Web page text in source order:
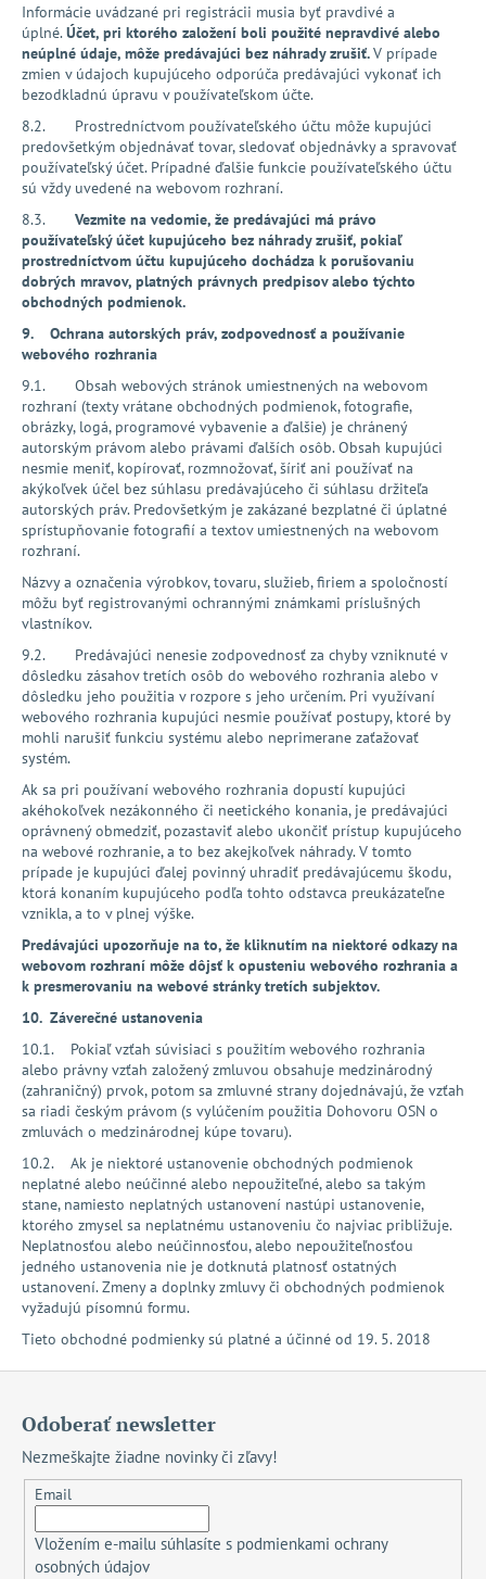
Informácie uvádzané pri registrácii musia byť pravdivé a
úplné.Účet, pri ktorého založení boli použité nepravdivé alebo
neúplné údaje, môže predávajúci bez náhrady zrušiť.V prípade
zmien v údajoch kupujúceho odporúča predávajúci vykonať ich
bezodkladnú úpravu v používateľskom účte.
8.2. Prostredníctvom používateľského účtu môže kupujúci
predovšetkým objednávať tovar, sledovať objednávky a spravovať
používateľský účet. Prípadné ďalšie funkcie používateľského účtu
sú vždy uvedené na webovom rozhraní.
8.3. Vezmite na vedomie, že predávajúci má právo
používateľský účet kupujúceho bez náhrady zrušiť, pokiaľ
prostredníctvom účtu kupujúceho dochádza k porušovaniu
dobrých mravov, platných právnych predpisov alebo týchto
obchodných podmienok.
9. Ochrana autorských práv, zodpovednosť a používanie
webového rozhrania
9.1. Obsah webových stránok umiestnených na webovom
rozhraní (texty vrátane obchodných podmienok, fotografie,
obrázky, logá, programové vybavenie a ďalšie) je chránený
autorským právom alebo právami ďalších osôb. Obsah kupujúci
nesmie meniť, kopírovať, rozmnožovať, šíriť ani používať na
akýkoľvek účel bez súhlasu predávajúceho či súhlasu držiteľa
autorských práv. Predovšetkým je zakázané bezplatné či úplatné
sprístupňovanie fotografií a textov umiestnených na webovom
rozhraní.
Názvy a označenia výrobkov, tovaru, služieb, firiem a spoločností
môžu byť registrovanými ochrannými známkami príslušných
vlastníkov.
9.2. Predávajúci nenesie zodpovednosť za chyby vzniknuté v
dôsledku zásahov tretích osôb do webového rozhrania alebo v
dôsledku jeho použitia v rozpore s jeho určením. Pri využívaní
webového rozhrania kupujúci nesmie používať postupy, ktoré by
mohli narušiť funkciu systému alebo neprimerane zaťažovať
systém.
Ak sa pri používaní webového rozhrania dopustí kupujúci
akéhokoľvek nezákonného či neetického konania, je predávajúci
oprávnený obmedziť, pozastaviť alebo ukončiť prístup kupujúceho
na webové rozhranie, a to bez akejkoľvek náhrady. V tomto
prípade je kupujúci ďalej povinný uhradiť predávajúcemu škodu,
ktorá konaním kupujúceho podľa tohto odstavca preukázateľne
vznikla, a to v plnej výške.
Predávajúci upozorňuje na to, že kliknutím na niektoré odkazy na
webovom rozhraní môže dôjsť k opusteniu webového rozhrania a
k presmerovaniu na webové stránky tretích subjektov.
10. Záverečné ustanovenia
10.1. Pokiaľ vzťah súvisiaci s použitím webového rozhrania
alebo právny vzťah založený zmluvou obsahuje medzinárodný
(zahraničný) prvok, potom sa zmluvné strany dojednávajú, že vzťah
sa riadi českým právom (s vylúčením použitia Dohovoru OSN o
zmluvách o medzinárodnej kúpe tovaru).
10.2. Ak je niektoré ustanovenie obchodných podmienok
neplatné alebo neúčinné alebo nepoužiteľné, alebo sa takým
stane, namiesto neplatných ustanovení nastúpi ustanovenie,
ktorého zmysel sa neplatnému ustanoveniu čo najviac približuje.
Neplatnosťou alebo neúčinnosťou, alebo nepoužiteľnosťou
jedného ustanovenia nie je dotknutá platnosť ostatných
ustanovení. Zmeny a doplnky zmluvy či obchodných podmienok
vyžadujú písomnú formu.
Tieto obchodné podmienky sú platné a účinné od 19. 5. 2018
Odoberať newsletter
Nezmeškajte žiadne novinky či zľavy!
Email
Vložením e-mailu súhlasíte s podmienkami ochrany
osobných údajov